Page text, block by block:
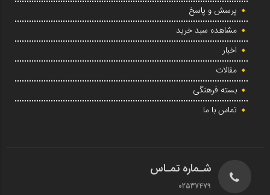
پرسش و پاسخ
مشاهده سبد خرید
اخبار
مقالات
بسته فرهنگی
تماس با ما
شـماره تمـاس
02537479